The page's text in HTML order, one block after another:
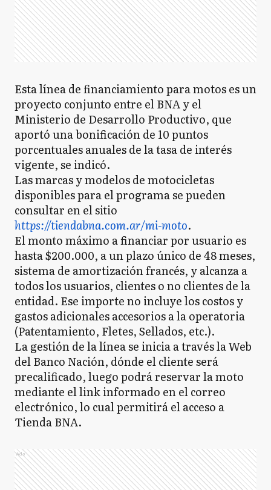
Esta línea de financiamiento para motos es un
proyecto conjunto entre el BNA y el
Ministerio de Desarrollo Productivo, que
aportó una bonificación de 10 puntos
porcentuales anuales de la tasa de interés
vigente, se indicó.
Las marcas y modelos de motocicletas
disponibles para el programa se pueden
consultar en el sitio
https://tiendabna.com.ar/mi-moto.
El monto máximo a financiar por usuario es
hasta $200.000, a un plazo único de 48 meses,
sistema de amortización francés, y alcanza a
todos los usuarios, clientes o no clientes de la
entidad. Ese importe no incluye los costos y
gastos adicionales accesorios a la operatoria
(Patentamiento, Fletes, Sellados, etc.).
La gestión de la línea se inicia a través la Web
del Banco Nación, dónde el cliente será
precalificado, luego podrá reservar la moto
mediante el link informado en el correo
electrónico, lo cual permitirá el acceso a
Tienda BNA.
Ads